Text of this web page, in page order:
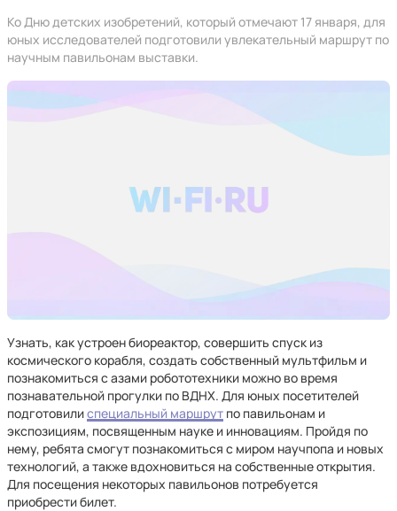
Ко Дню детских изобретений, который отмечают 17 января, для
юных исследователей подготовили увлекательный маршрут по
научным павильонам выставки.
Узнать, как устроен биореактор, совершить спуск из
космического корабля, создать собственный мультфильм и
познакомиться с азами робототехники можно во время
познавательной прогулки по ВДНХ. Для юных посетителей
подготовилиспециальный маршрут по павильонам и
экспозициям, посвященным науке и инновациям. Пройдя по
нему, ребята смогут познакомиться с миром научпопа и новых
технологий, а также вдохновиться на собственные открытия.
Для посещения некоторых павильонов потребуется
приобрести билет.